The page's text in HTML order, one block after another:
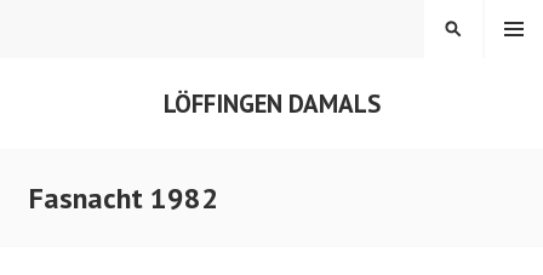
LÖFFINGEN DAMALS
MENÜ
SUCHEN
Fasnacht 1982